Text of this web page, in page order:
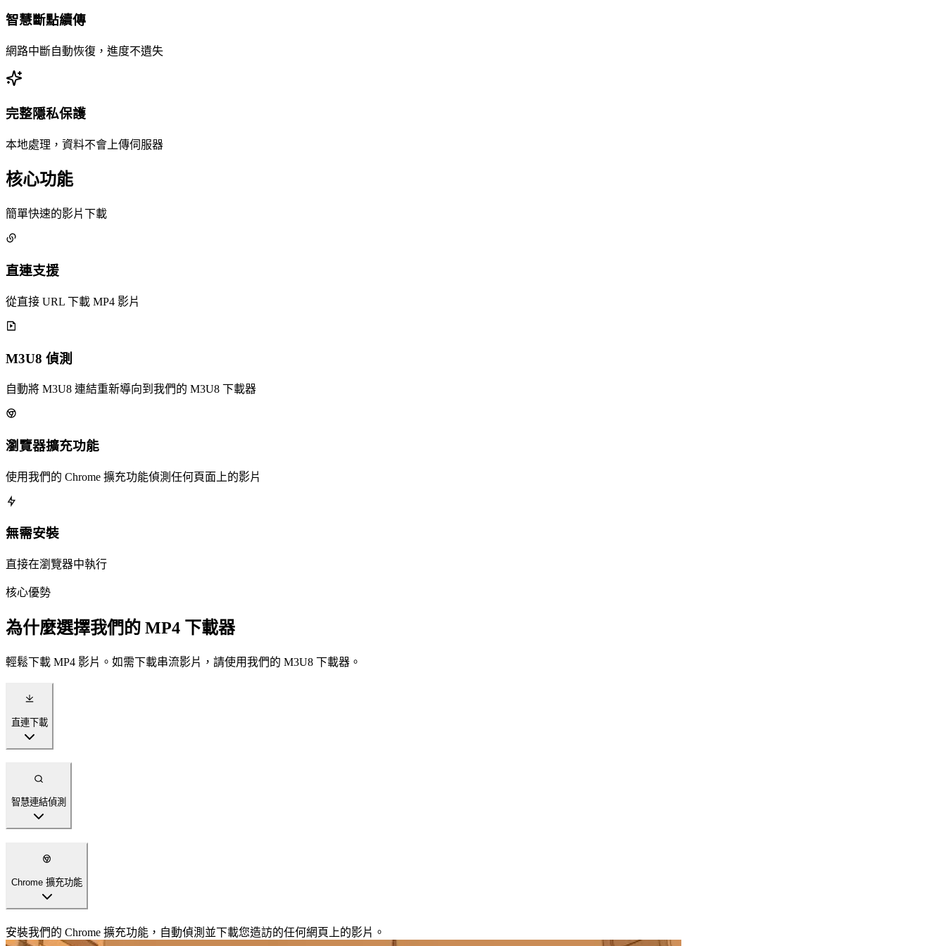
智慧斷點續傳
網路中斷自動恢復，進度不遺失
完整隱私保護
本地處理，資料不會上傳伺服器
核心功能
簡單快速的影片下載
直連支援
從直接 URL 下載 MP4 影片
M3U8 偵測
自動將 M3U8 連結重新導向到我們的 M3U8 下載器
瀏覽器擴充功能
使用我們的 Chrome 擴充功能偵測任何頁面上的影片
無需安裝
直接在瀏覽器中執行
核心優勢
為什麼選擇我們的 MP4 下載器
輕鬆下載 MP4 影片。如需下載串流影片，請使用我們的 M3U8 下載器。
直連下載
智慧連結偵測
Chrome 擴充功能